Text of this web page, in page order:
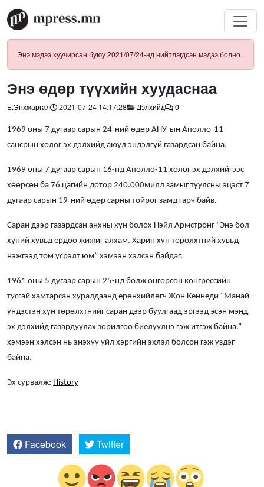
Энэ мэдээ хуучирсан буюу 2021/07/24-нд нийтлэгдсэн мэдээ болно.
Энэ өдөр түүхийн хуудаснаа
Б.Энхжаргал 2021-07-24 14:17:28 Дэлхийд 0
1969 оны 7 дугаар сарын 24-ний өдөр АНУ-ын Аполло-11
сансрын хөлөг эх дэлхийд аюул эндэлгүй газардсан байна.
1969 оны 7 дугаар сарын 16-нд Аполло-11 хөлөг эх дэлхийгээс
хөөрсөн ба 76 цагийн дотор 240.000милл замыг туулсны эцэст 7
дугаар сарын 19-ний өдөр сарны тойрог замд гарч байв.
Саран дээр газардсан анхны хүн болох Нэйл Армстронг “Энэ бол
хүний хувьд ердөө жижиг алхам. Харин хүн төрөлхтний хувьд
нэжгээд том үсрэлт юм” хэмээн хэлсэн байдаг.
1961 оны 5 дугаар сарын 25-нд болж өнгөрсөн конгрессийн
тусгай хамтарсан хуралдаанд ерөнхийлөгч Жон Кеннеди “Манай
үндэстэн хүн төрөлхтнийг саран дээр буулгаад эргээд эсэн мэнд
эх дэлхийд газардуулах зорилгоо биелүүлнэ гэж итгэж байна.”
хэмээн хэлсэн нь энэхүү үйл хэргийн эхлэл болсон гэж үздэг
байна.
Эх сурвалж: History
Facebook Twitter